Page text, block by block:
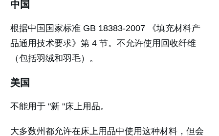
中国
根据中国国家标准 GB 18383-2007 《填充材料产
品通用技术要求》第 4 节。不允许使用回收纤维
（包括羽绒和羽毛）。
美国
不能用于 "新 "床上用品。
大多数州都允许在床上用品中使用这种材料，但会